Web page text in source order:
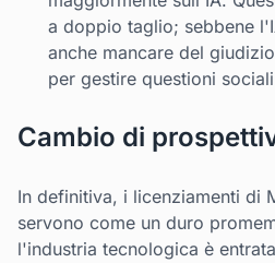
a doppio taglio; sebbene
anche mancare del
per gestire questioni
Cambio di
In definitiva, i licenziamenti di
servono come un duro
l'industria tecnologica è